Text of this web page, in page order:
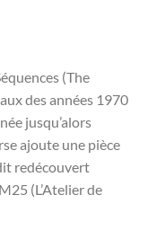
(The
des années 1970
jusqu’alors
ajoute une pièce
redécouvert
(L’Atelier de